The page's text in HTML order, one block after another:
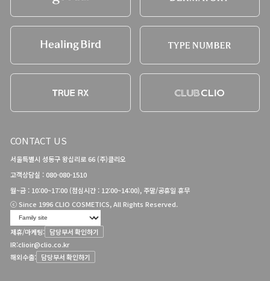
CONTACT US
서울특별시 성동구 왕십리로 66 (주)클리오
고객상담실 : 080-080-1510
월~금 : 10:00~17:00 (점심시간 : 12:00~14:00), 주말/공휴일 휴무
ⓒ Since 1996 CLIO COSMETICS, All Rights Reserved.
제휴/마케팅: 담당부서 확인하기
IR:clioir@clio.co.kr
해외수출: 담당부서 확인하기